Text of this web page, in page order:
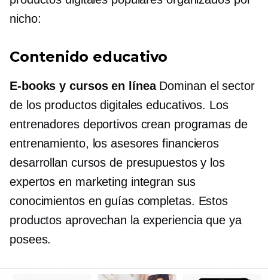
nicho:
Contenido educativo
E-books y cursos en líneaDominan el sector
de los productos digitales educativos. Los
entrenadores deportivos crean programas de
entrenamiento, los asesores financieros
desarrollan cursos de presupuestos y los
expertos en marketing integran sus
conocimientos en guías completas. Estos
productos aprovechan la experiencia que ya
posees.